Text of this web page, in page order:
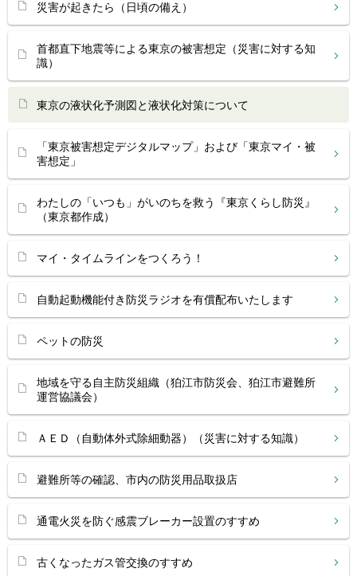
災害が起きたら（日頃の備え）
首都直下地震等による東京の被害想定（災害に対する知
識）
東京の液状化予測図と液状化対策について
「東京被害想定デジタルマップ」および「東京マイ・被
害想定」
わたしの「いつも」がいのちを救う『東京くらし防災』
（東京都作成）
マイ・タイムラインをつくろう！
自動起動機能付き防災ラジオを有償配布いたします
ペットの防災
地域を守る自主防災組織（狛江市防災会、狛江市避難所
運営協議会）
ＡＥＤ（自動体外式除細動器）（災害に対する知識）
避難所等の確認、市内の防災用品取扱店
通電火災を防ぐ感震ブレーカー設置のすすめ
古くなったガス管交換のすすめ